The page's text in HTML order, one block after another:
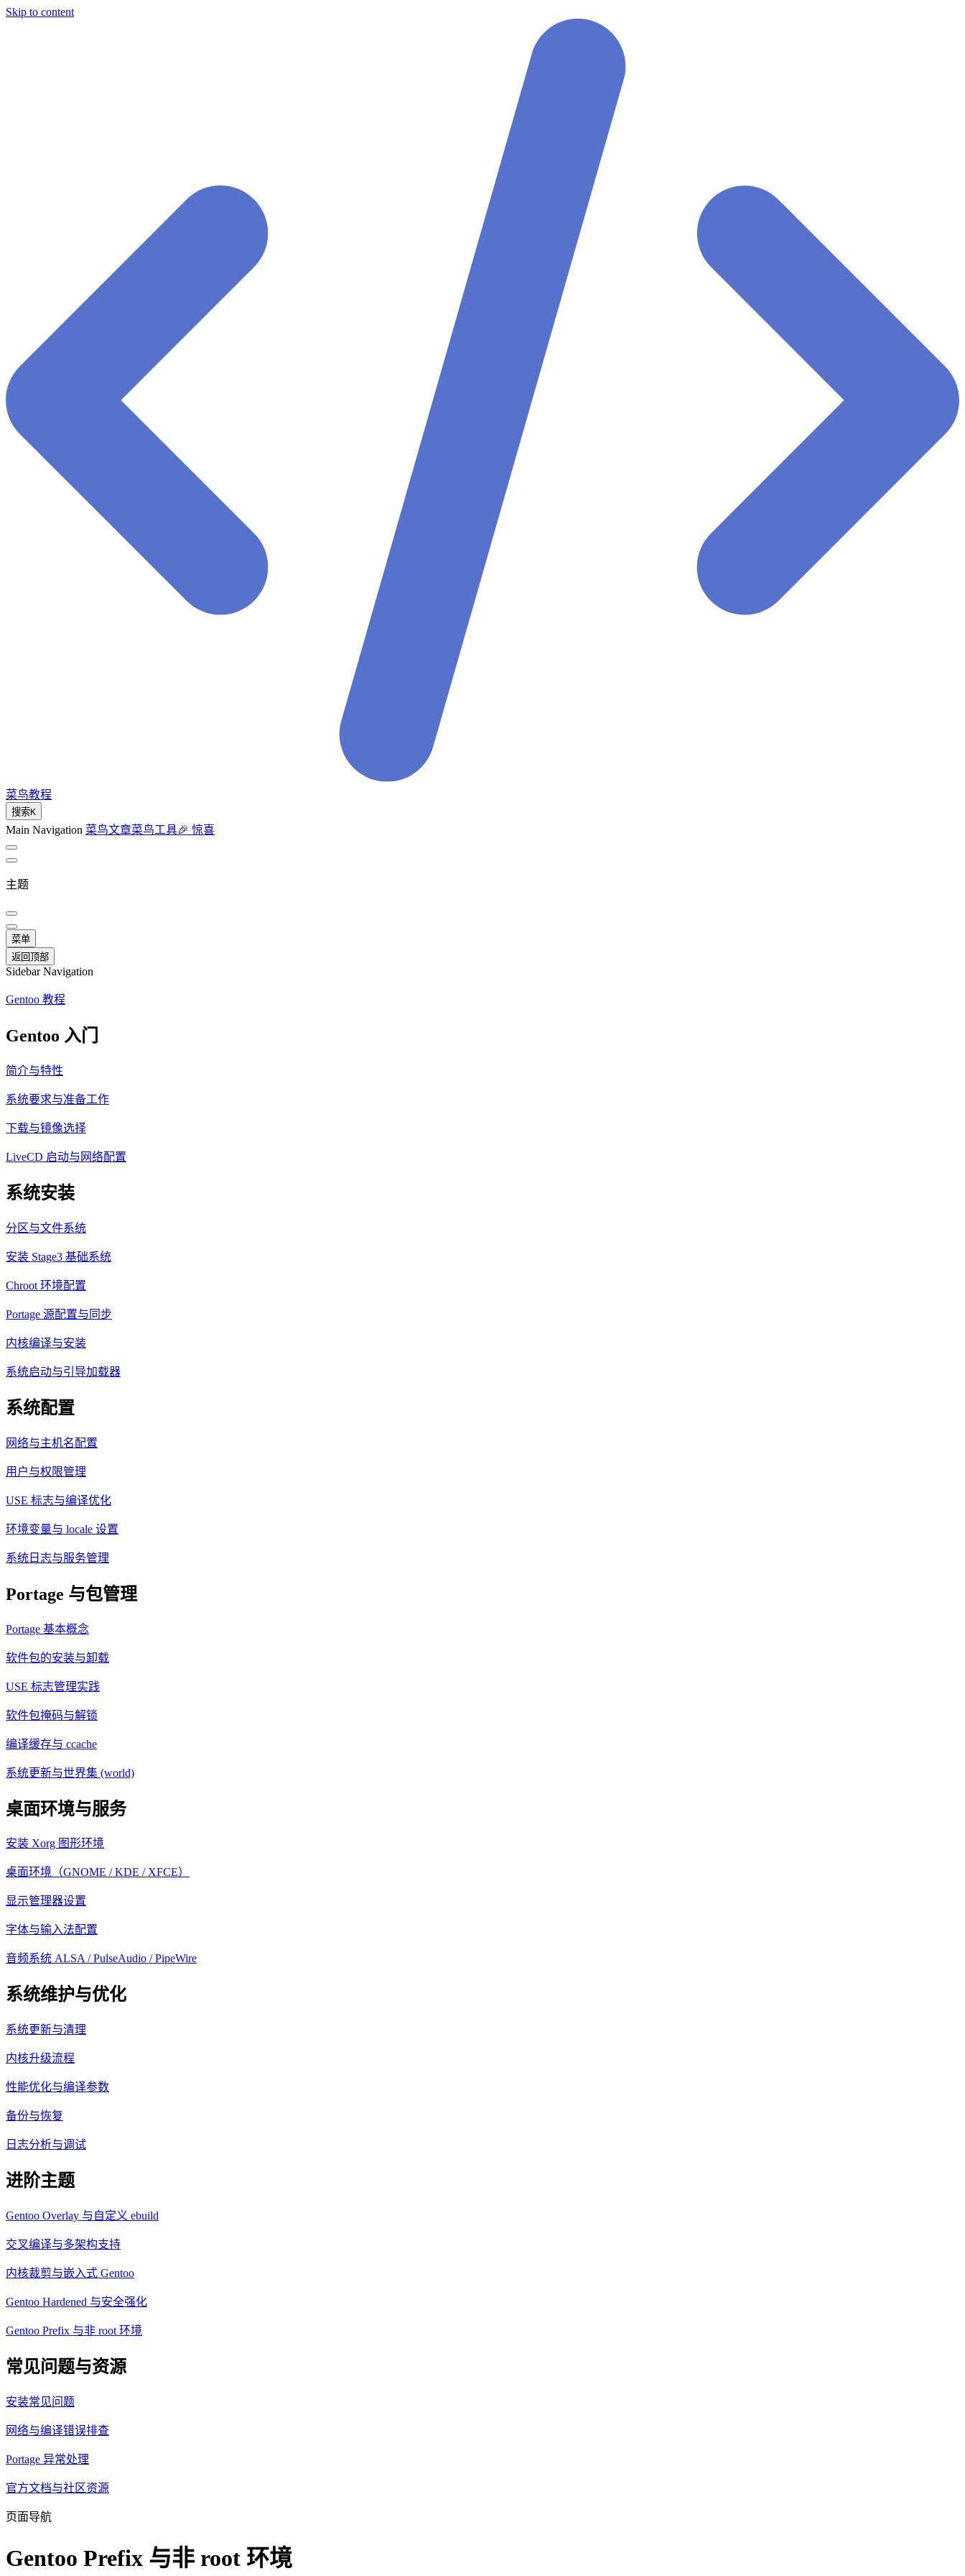
Skip to content
菜鸟教程
搜索K
Main Navigation 菜鸟文章菜鸟工具🎉 惊喜
主题
菜单
返回顶部
Sidebar Navigation
Gentoo 教程
Gentoo 入门
简介与特性
系统要求与准备工作
下载与镜像选择
LiveCD 启动与网络配置
系统安装
分区与文件系统
安装 Stage3 基础系统
Chroot 环境配置
Portage 源配置与同步
内核编译与安装
系统启动与引导加载器
系统配置
网络与主机名配置
用户与权限管理
USE 标志与编译优化
环境变量与 locale 设置
系统日志与服务管理
Portage 与包管理
Portage 基本概念
软件包的安装与卸载
USE 标志管理实践
软件包掩码与解锁
编译缓存与 ccache
系统更新与世界集 (world)
桌面环境与服务
安装 Xorg 图形环境
桌面环境（GNOME / KDE / XFCE）
显示管理器设置
字体与输入法配置
音频系统 ALSA / PulseAudio / PipeWire
系统维护与优化
系统更新与清理
内核升级流程
性能优化与编译参数
备份与恢复
日志分析与调试
进阶主题
Gentoo Overlay 与自定义 ebuild
交叉编译与多架构支持
内核裁剪与嵌入式 Gentoo
Gentoo Hardened 与安全强化
Gentoo Prefix 与非 root 环境
常见问题与资源
安装常见问题
网络与编译错误排查
Portage 异常处理
官方文档与社区资源
页面导航
Gentoo Prefix 与非 root 环境